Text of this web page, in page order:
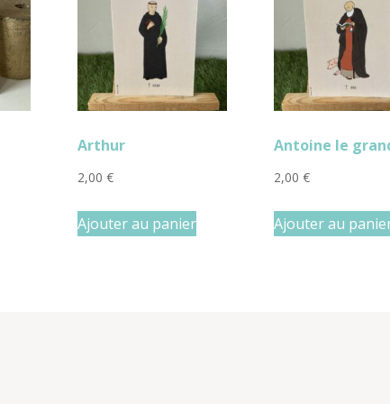
Arthur
2,00 €
Ajouter au panier
Antoine le
2,00€
Ajouter au